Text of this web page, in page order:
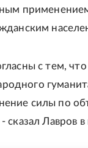
с тем,
силы по
сказал Лавров